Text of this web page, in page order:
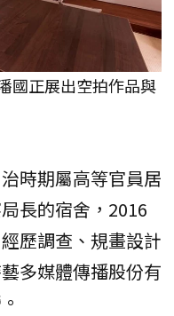
國正展出空拍作品與
時期屬高等官員居
長的宿舍，2016
歷調查、規畫設計
多媒體傳播股份有